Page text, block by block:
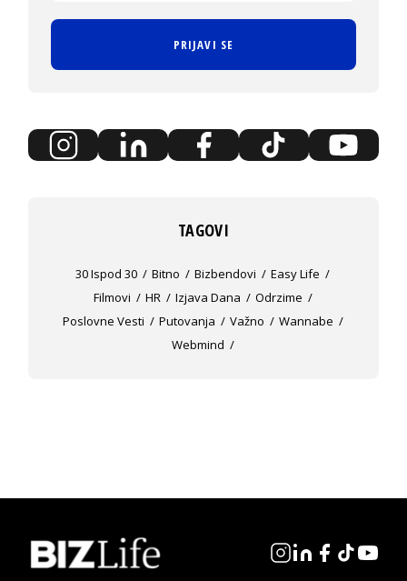
PRIJAVI SE
TAGOVI
30 Ispod 30 Bitno Bizbendovi
Easy Life
Filmovi
HR Izjava Dana
Odrzime
Poslovne Vesti
Putovanja Važno
Wannabe
Webmind